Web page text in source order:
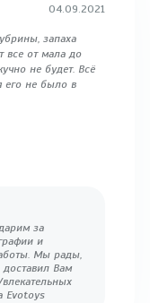
04.09.2021
запаха
все от мала до
не будет. Всё
его не было в
за
и
Мы рады,
Вам
Evotoys